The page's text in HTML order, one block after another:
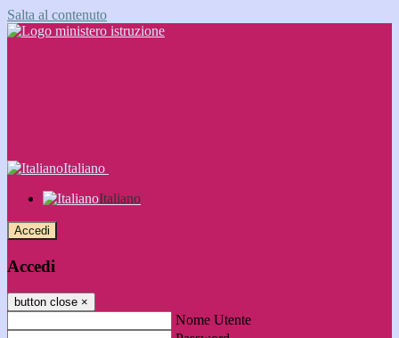
Salta al contenuto
Italiano
Italiano
Accedi
Accedi
button close ×
Nome Utente